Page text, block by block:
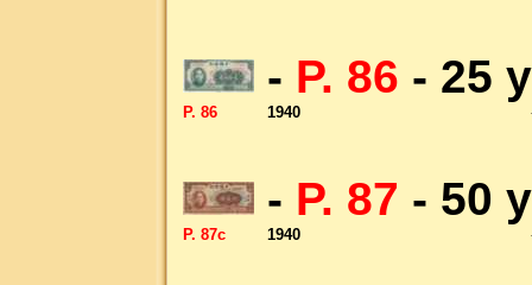
- P. 86 - 25
P. 86 1940
- P. 87 - 50
P. 87c 1940